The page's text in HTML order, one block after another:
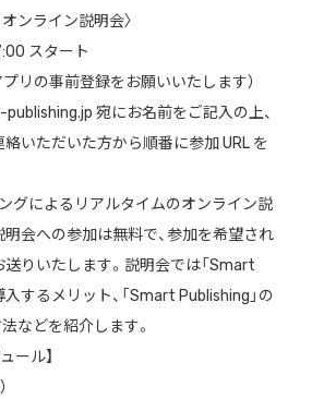
オンライン説明会〉
スタート
プリの事前登録をお願いいたします）
宛にお名前をご記入の上、
絡いただいた方から順番に参加 URL を
グによるリアルタイムのオンライン説
会への参加は無料で、参加を希望され
りいたします。説明会では「Smart
入するメリット、「Smart Publishing」の
などを紹介します。
ール】